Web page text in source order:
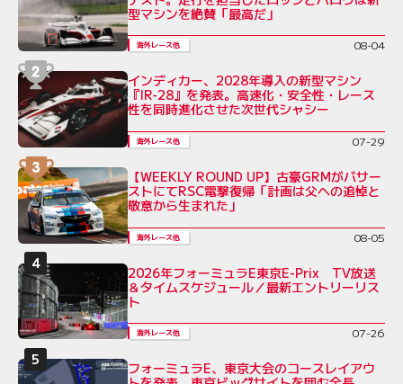
型マシンを絶賛「最高だ」
海外レース他 08-04
インディカー、2028年導入の新型マシン
『IR-28』を発表。高速化・安全性・レース
性を同時進化させた次世代シャシー
海外レース他 07-29
【WEEKLY ROUND UP】古豪GRMがバサー
ストにてRSC電撃復帰「計画は父への追悼と
敬意から生まれた」
海外レース他 08-05
2026年フォーミュラE東京E-Prix TV放送
＆タイムスケジュール／最新エントリーリス
ト
海外レース他 07-26
フォーミュラE、東京大会のコースレイアウ